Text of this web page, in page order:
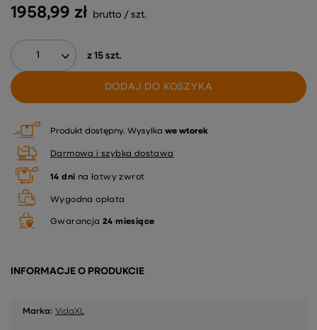
1958,99 zł brutto / szt.
z 15 szt.
DODAJ DO KOSZYKA
Produkt dostępny Wysyłka we wtorek
Darmowa i szybka dostawa
14 dni na łatwy zwrot
Wygodna opłata
Gwarancja 24 miesiące
INFORMACJE O PRODUKCIE
Marka: VidaXL